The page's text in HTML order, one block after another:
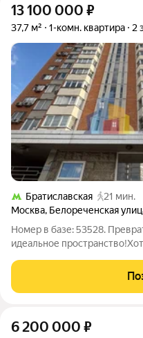
13 100 000 ₽
37,7 м² 1-комн. квартира 2
Братиславская
21 мин.
Москва, Белореченская
Номер в базе: 53528.
идеальное
идеальную основу для
переплачивать за чужой
6 200 000 ₽